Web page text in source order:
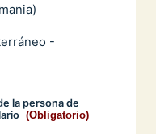
-
la persona de
(Obligatorio)